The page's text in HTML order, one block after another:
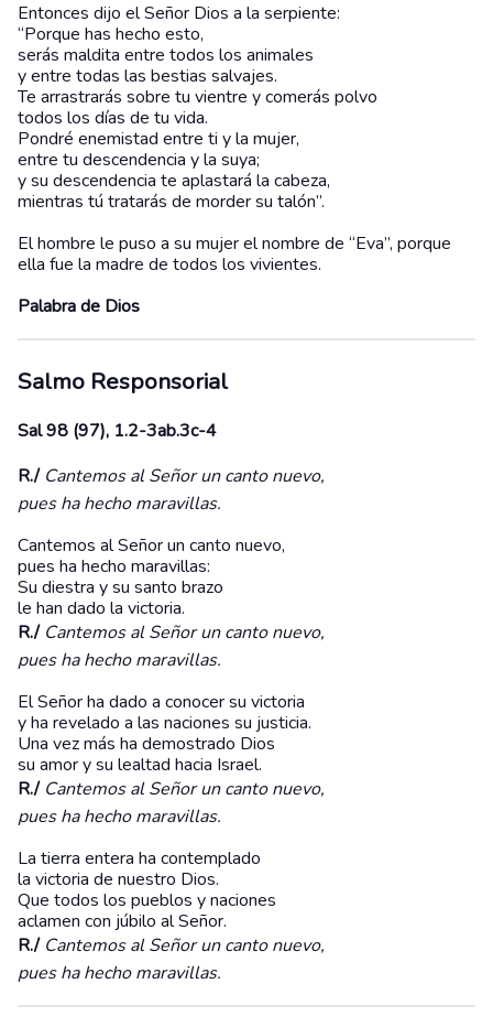
Entonces dijo el Señor Dios a la serpiente:
“Porque has hecho esto,
serás maldita entre todos los animales
y entre todas las bestias salvajes.
Te arrastrarás sobre tu vientre y comerás polvo
todos los días de tu vida.
Pondré enemistad entre ti y la mujer,
entre tu descendencia y la suya;
y su descendencia te aplastará la cabeza,
mientras tú tratarás de morder su talón”.
El hombre le puso a su mujer el nombre de “Eva”, porque
ella fue la madre de todos los vivientes.
Palabra de Dios
Salmo Responsorial
Sal 98 (97), 1.2-3ab.3c-4
R./ Cantemos al Señor un canto nuevo,
pues ha hecho maravillas.
Cantemos al Señor un canto nuevo,
pues ha hecho maravillas:
Su diestra y su santo brazo
le han dado la victoria.
R./ Cantemos al Señor un canto nuevo,
pues ha hecho maravillas.
El Señor ha dado a conocer su victoria
y ha revelado a las naciones su justicia.
Una vez más ha demostrado Dios
su amor y su lealtad hacia Israel.
R./ Cantemos al Señor un canto nuevo,
pues ha hecho maravillas.
La tierra entera ha contemplado
la victoria de nuestro Dios.
Que todos los pueblos y naciones
aclamen con júbilo al Señor.
R./ Cantemos al Señor un canto nuevo,
pues ha hecho maravillas.